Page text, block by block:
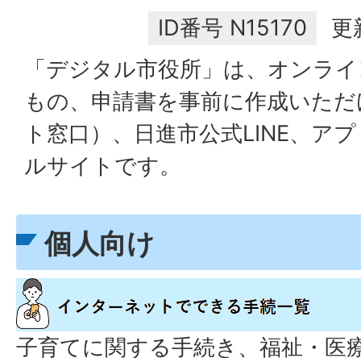
ID番号 N15170
更
「デジタル市役所」は、オンラ
もの、申請書を事前に作成いた
ト窓口）、日進市公式LINE、ア
ルサイトです。
個人向け
子育てに関する手続き、福祉・医